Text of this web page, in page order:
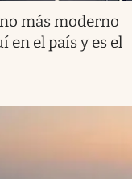
más moderno
en el país y es el